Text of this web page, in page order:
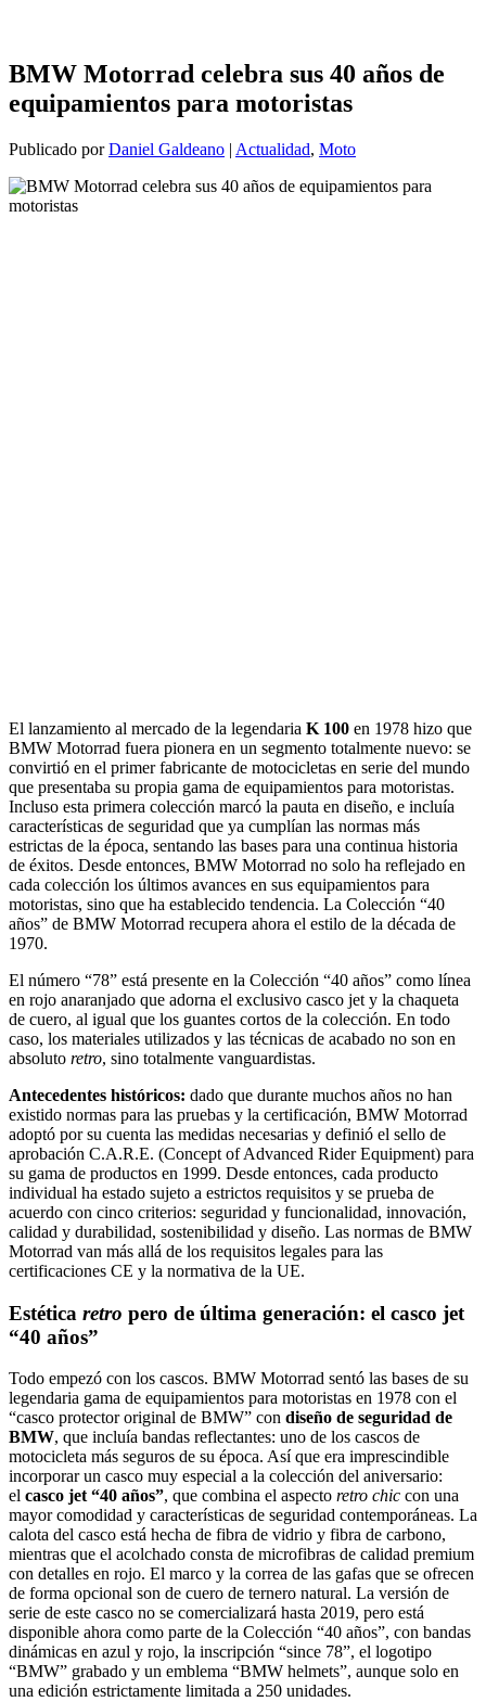
BMW Motorrad celebra sus 40 años de
equipamientos para motoristas
Publicado porDaniel Galdeano | Actualidad, Moto
El lanzamiento al mercado de la legendaria K 100 en 1978 hizo que
BMW Motorrad fuera pionera en un segmento totalmente nuevo: se
convirtió en el primer fabricante de motocicletas en serie del mundo
que presentaba su propia gama de equipamientos para motoristas.
Incluso esta primera colección marcó la pauta en diseño, e incluía
características de seguridad que ya cumplían las normas más
estrictas de la época, sentando las bases para una continua historia
de éxitos. Desde entonces, BMW Motorrad no solo ha reflejado en
cada colección los últimos avances en sus equipamientos para
motoristas, sino que ha establecido tendencia. La Colección “40
años” de BMW Motorrad recupera ahora el estilo de la década de
1970.
El número “78” está presente en la Colección “40 años” como línea
en rojo anaranjado que adorna el exclusivo casco jet y la chaqueta
de cuero, al igual que los guantes cortos de la colección. En todo
caso, los materiales utilizados y las técnicas de acabado no son en
absoluto retro, sino totalmente vanguardistas.
Antecedentes históricos: dado que durante muchos años no han
existido normas para las pruebas y la certificación, BMW Motorrad
adoptó por su cuenta las medidas necesarias y definió el sello de
aprobación C.A.R.E. (Concept of Advanced Rider Equipment) para
su gama de productos en 1999. Desde entonces, cada producto
individual ha estado sujeto a estrictos requisitos y se prueba de
acuerdo con cinco criterios: seguridad y funcionalidad, innovación,
calidad y durabilidad, sostenibilidad y diseño. Las normas de BMW
Motorrad van más allá de los requisitos legales para las
certificaciones CE y la normativa de la UE.
Estética retro pero de última generación: el casco jet
“40 años”
Todo empezó con los cascos. BMW Motorrad sentó las bases de su
legendaria gama de equipamientos para motoristas en 1978 con el
“casco protector original de BMW” con diseño de seguridad de
BMW, que incluía bandas reflectantes: uno de los cascos de
motocicleta más seguros de su época. Así que era imprescindible
incorporar un casco muy especial a la colección del aniversario:
el casco jet “40 años”, que combina el aspecto retro chic con una
mayor comodidad y características de seguridad contemporáneas. La
calota del casco está hecha de fibra de vidrio y fibra de carbono,
mientras que el acolchado consta de microfibras de calidad premium
con detalles en rojo. El marco y la correa de las gafas que se ofrecen
de forma opcional son de cuero de ternero natural. La versión de
serie de este casco no se comercializará hasta 2019, pero está
disponible ahora como parte de la Colección “40 años”, con bandas
dinámicas en azul y rojo, la inscripción “since 78”, el logotipo
“BMW” grabado y un emblema “BMW helmets”, aunque solo en
una edición estrictamente limitada a 250 unidades.